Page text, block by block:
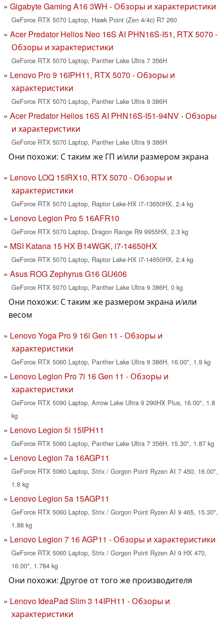
Gigabyte Gaming A16 3WH - Обзоры и характеристики
GeForce RTX 5070 Laptop, Hawk Point (Zen 4/4c) R7 260
Acer Predator Helios Neo 16S AI PHN16S-I51, RTX 5070 -
Обзоры и характеристики
GeForce RTX 5070 Laptop, Panther Lake Ultra 7 356H
Lenovo Pro 9 16IPH11, RTX 5070 - Обзоры и
характеристики
GeForce RTX 5070 Laptop, Panther Lake Ultra 9 386H
Acer Predator Helios 16S AI PHN16S-I51-94NV - Обзоры
и характеристики
GeForce RTX 5070 Laptop, Panther Lake Ultra 9 386H
Они похожи: С таким же ГП и/или размером экрана
Lenovo LOQ 15IRX10, RTX 5070 - Обзоры и
характеристики
GeForce RTX 5070 Laptop, Raptor Lake-HX i7-13650HX, 2.4 kg
Lenovo Legion Pro 5 16AFR10
GeForce RTX 5070 Laptop, Dragon Range R9 9955HX, 2.3 kg
MSI Katana 15 HX B14WGK, i7-14650HX
GeForce RTX 5070 Laptop, Raptor Lake-HX i7-14650HX, 2.4 kg
Asus ROG Zephyrus G16 GU606
GeForce RTX 5070 Laptop, Panther Lake Ultra 9 386H, 0 kg
Они похожи: С таким же размером экрана и/или
весом
Lenovo Yoga Pro 9 16i Gen 11 - Обзоры и
характеристики
GeForce RTX 5060 Laptop, Panther Lake Ultra 9 386H, 16.00", 1.9 kg
Lenovo Legion Pro 7i 16 Gen 11 - Обзоры и
характеристики
GeForce RTX 5090 Laptop, Arrow Lake Ultra 9 290HX Plus, 16.00", 1.8
kg
Lenovo Legion 5i 15IPH11
GeForce RTX 5060 Laptop, Panther Lake Ultra 7 356H, 15.30", 1.87 kg
Lenovo Legion 7a 16AGP11
GeForce RTX 5060 Laptop, Strix / Gorgon Point Ryzen AI 7 450, 16.00",
1.8 kg
Lenovo Legion 5a 15AGP11
GeForce RTX 5060 Laptop, Strix / Gorgon Point Ryzen AI 9 465, 15.30",
1.88 kg
Lenovo Legion 7 16 AGP11 - Обзоры и характеристики
GeForce RTX 5060 Laptop, Strix / Gorgon Point Ryzen AI 9 HX 470,
16.00", 1.784 kg
Они похожи: Другое от того же производителя
Lenovo IdeaPad Slim 3 14IPH11 - Обзоры и
характеристики